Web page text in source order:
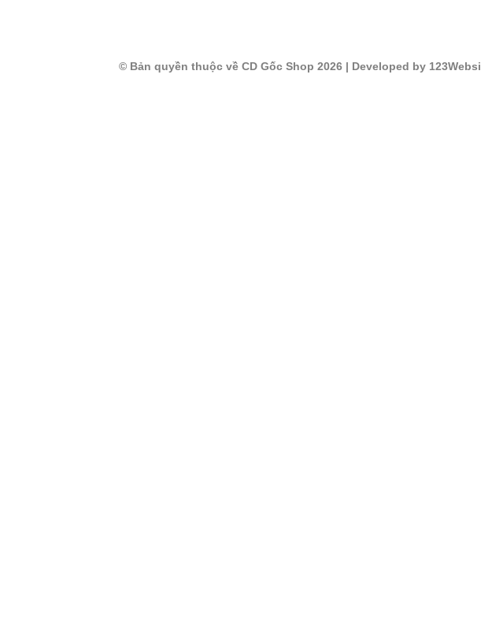
© Bản quyền thuộc về CD Gốc Shop 2026| Developed by